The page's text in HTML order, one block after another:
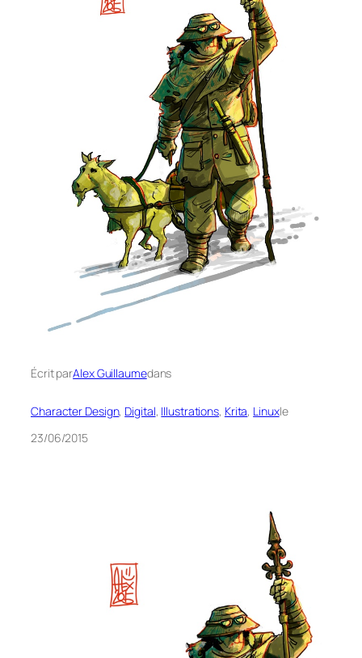
Écrit parAlex Guillaumedans
Character Design, Digital, Illustrations, Krita, Linuxle
23/06/2015